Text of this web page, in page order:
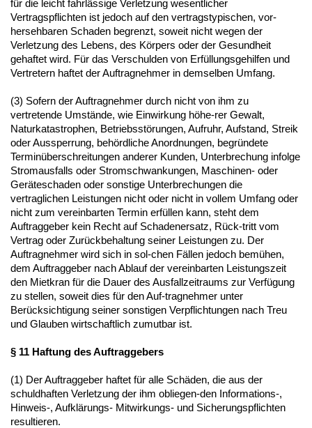
für die leicht fahrlässige Verletzung wesentlicher
Vertragspflichten ist jedoch auf den vertragstypischen, vor-
hersehbaren Schaden begrenzt, soweit nicht wegen der
Verletzung des Lebens, des Körpers oder der Gesundheit
gehaftet wird. Für das Verschulden von Erfüllungsgehilfen und
Vertretern haftet der Auftragnehmer in demselben Umfang.
(3) Sofern der Auftragnehmer durch nicht von ihm zu
vertretende Umstände, wie Einwirkung höhe-rer Gewalt,
Naturkatastrophen, Betriebsstörungen, Aufruhr, Aufstand, Streik
oder Aussperrung, behördliche Anordnungen, begründete
Terminüberschreitungen anderer Kunden, Unterbrechung infolge
Stromausfalls oder Stromschwankungen, Maschinen- oder
Geräteschaden oder sonstige Unterbrechungen die
vertraglichen Leistungen nicht oder nicht in vollem Umfang oder
nicht zum vereinbarten Termin erfüllen kann, steht dem
Auftraggeber kein Recht auf Schadenersatz, Rück-tritt vom
Vertrag oder Zurückbehaltung seiner Leistungen zu. Der
Auftragnehmer wird sich in sol-chen Fällen jedoch bemühen,
dem Auftraggeber nach Ablauf der vereinbarten Leistungszeit
den Mietkran für die Dauer des Ausfallzeitraums zur Verfügung
zu stellen, soweit dies für den Auf-tragnehmer unter
Berücksichtigung seiner sonstigen Verpflichtungen nach Treu
und Glauben wirtschaftlich zumutbar ist.
§ 11 Haftung des Auftraggebers
(1) Der Auftraggeber haftet für alle Schäden, die aus der
schuldhaften Verletzung der ihm obliegen-den Informations-,
Hinweis-, Aufklärungs- Mitwirkungs- und Sicherungspflichten
resultieren.